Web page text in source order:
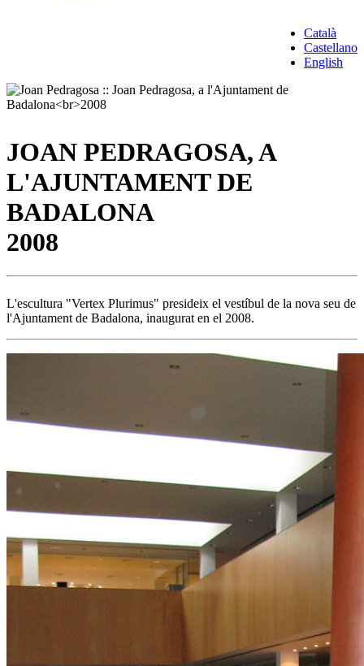
Català
Castellano
English
JOAN PEDRAGOSA, A
L'AJUNTAMENT DE
BADALONA
2008
L'escultura "Vertex Plurimus" presideix el vestíbul de la nova seu de
l'Ajuntament de Badalona, inaugurat en el 2008.